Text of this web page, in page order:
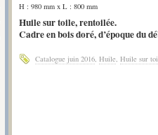
H : 980 mm x L : 800 mm
Huile sur toile, rentoilée.
Cadre en bois doré, d’époque du
Catalogue juin 2016 Huile Huile sur